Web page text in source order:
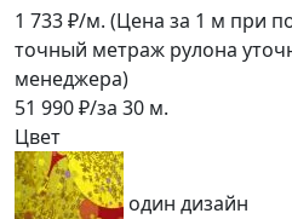
1 733₽/м. (Цена за 1 м при
точный метраж рулона
менеджера)
51 990₽/за 30 м.
Цвет
один дизайн